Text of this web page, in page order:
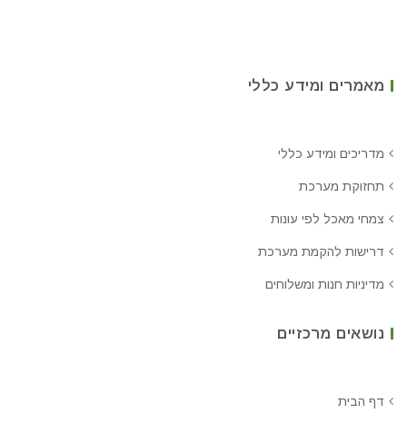
מאמרים ומידע כללי
מדריכים ומידע כללי
תחזוקת מערכת
צמחי מאכל לפי עונות
דרישות להקמת מערכת
מדיניות חנות ומשלוחים
נושאים מרכזיים
דף הבית